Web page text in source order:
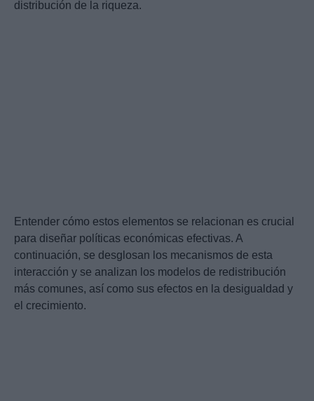
distribución de la riqueza.
Entender cómo estos elementos se relacionan es crucial
para diseñar políticas económicas efectivas. A
continuación, se desglosan los mecanismos de esta
interacción y se analizan los modelos de redistribución
más comunes, así como sus efectos en la desigualdad y
el crecimiento.